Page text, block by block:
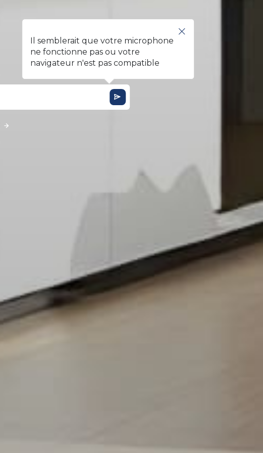
Il semblerait que votre microphone
ne fonctionne pas ou votre
navigateur n'est pas compatible